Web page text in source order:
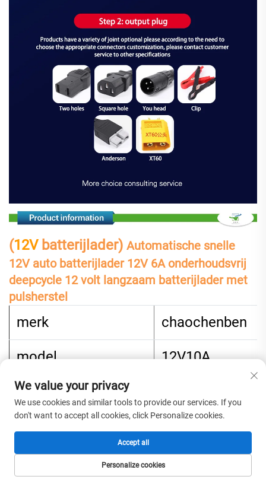
(12V batterijlader) Automatische snelle
12V auto batterijlader 12V 6A onderhoudsvrij
deepcycle 12 volt langzaam batterijlader met
pulsherstel
merk chaochenben
model 12V10A
Ingangsspanning
Uitvoer spanning
Uitvoer stroom 10A
We value your privacy
We use cookies and similar tools to provide our services. If you
don't want to accept all cookies, click Personalize cookies.
Personalize cookies
Accept all